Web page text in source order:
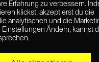
– Die natürliche
Alltag
Erfahrung zu verbessern.
klickst, akzeptierst du die
analytischen und die
Einstellungen Ändern, kannst